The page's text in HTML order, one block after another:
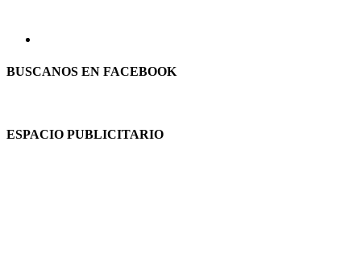
BUSCANOS EN FACEBOOK
ESPACIO PUBLICITARIO